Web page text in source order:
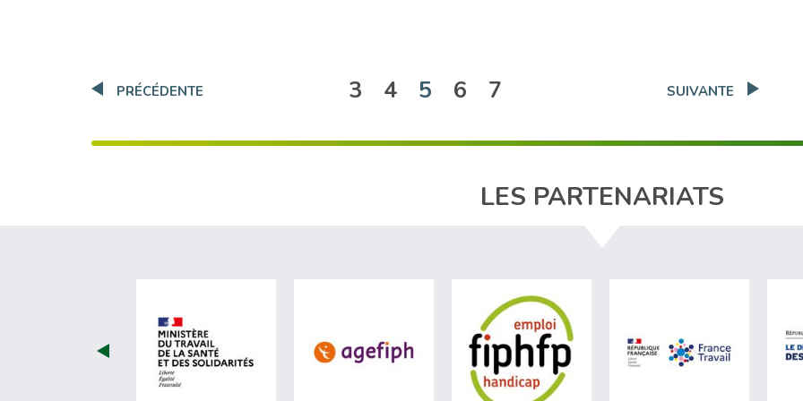
PRÉCÉDENTE 3 4 5(actuelle)
6 7 SUIVANTE
LES PARTENARIATS
visiter les site de Ministère du travail (nouvelle fenêtre)
visiter les site de Agefiph (nouvelle fenêtre)visiter les site de Fiphfp (nouvellevisiter les